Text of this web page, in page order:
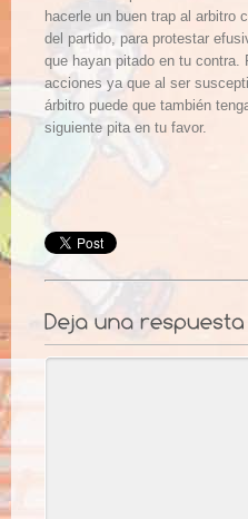
hacerle un buen trap al arbitro
del partido, para protestar
que hayan pitado en tu contra.
acciones ya que al ser
árbitro puede que también
siguiente pita en tu favor.